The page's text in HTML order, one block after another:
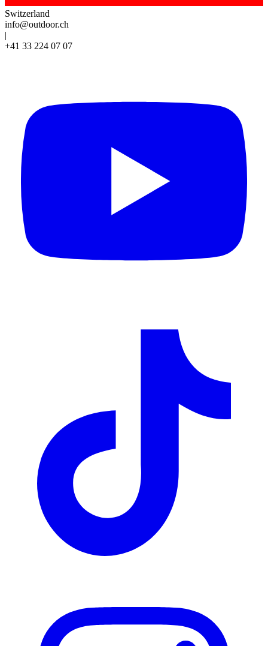
Switzerland
info@outdoor.ch
|
+41 33 224 07 07